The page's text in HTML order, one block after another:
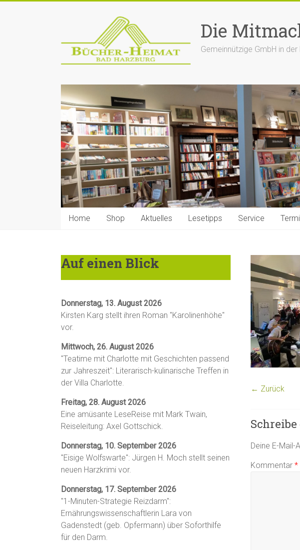
Die
Gemeinnützige GmbH in
Home Shop Aktuelles Lesetipps Service
← Zurück
Deine E-Mail-
Kommentar *
Auf einen Blick
Donnerstag, 13. August 2026
Kirsten Karg stellt ihren Roman "Karolinenhöhe"
vor.
Mittwoch, 26. August 2026
"Teatime mit Charlotte mit Geschichten passend
zur Jahreszeit": Literarisch-kulinarische Treffen in
der Villa Charlotte.
Freitag, 28. August 2026
Eine amüsante LeseReise mit Mark Twain,
Reiseleitung: Axel Gottschick.
Donnerstag, 10. September 2026
"Eisige Wolfswarte": Jürgen H. Moch stellt seinen
neuen Harzkrimi vor.
Donnerstag, 17. September 2026
"1-Minuten-Strategie Reizdarm":
Ernährungswissenschaftlerin Lara von
Gadenstedt (geb. Opfermann) über Soforthilfe
für den Darm.